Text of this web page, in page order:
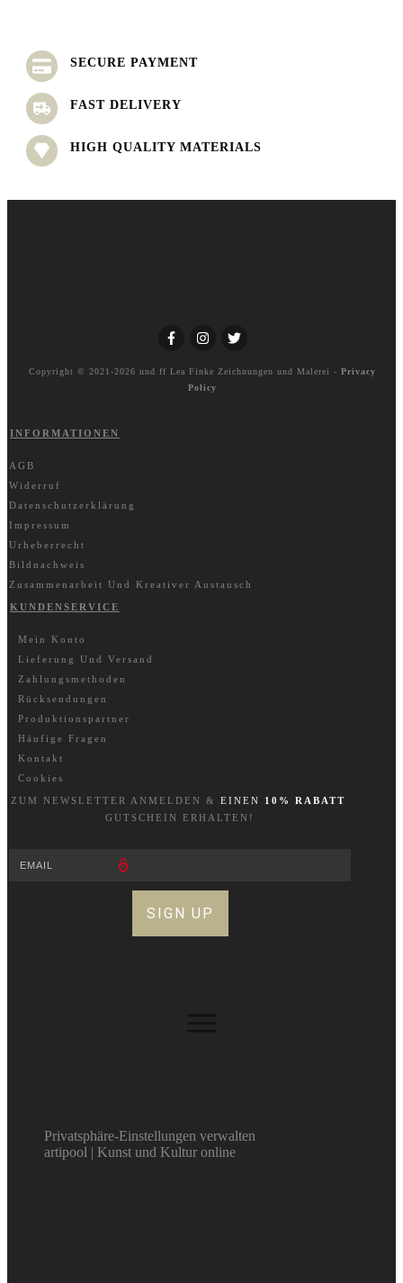
SECURE PAYMENT
FAST DELIVERY
HIGH QUALITY MATERIALS
Copyright © 2021-2026 und ff Lea Finke Zeichnungen und Malerei - Privacy
Policy
INFORMATIONEN
AGB
Widerruf
Datenschutzerklärung
Impressum
Urheberrecht
Bildnachweis
Zusammenarbeit Und Kreativer Austausch
KUNDENSERVICE
Mein Konto
Lieferung Und Versand
Zahlungsmethoden
Rücksendungen
Produktionspartner
Häufige Fragen
Kontakt
Cookies
ZUM NEWSLETTER A NM ELDEN & EINEN
10% RABATT
GUTSCHEIN ERHALTEN!
SIGN UP
Privatsphäre-Einstellungen verwalten
artipool | Kunst und Kultur online